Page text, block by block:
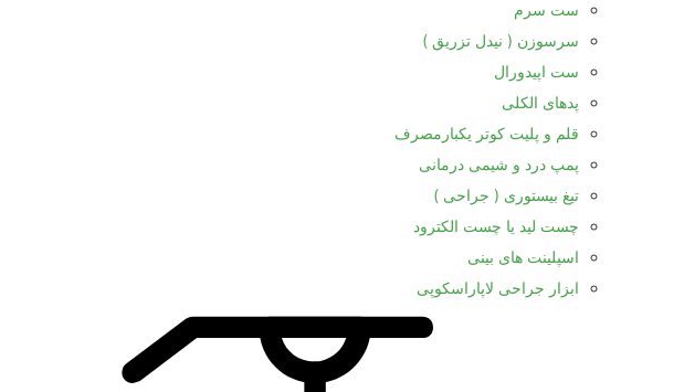
ست سرم
سرسوزن ( نیدل تزریق )
ست اپیدورال
پدهای الکلی
قلم و پلیت کوتر یکبارمصرف
پمپ درد و شیمی درمانی
تیغ بیستوری ( جراحی )
چست لید یا چست الکترود
اسپلینت های بینی
ابزار جراحی لاپاراسکوپی